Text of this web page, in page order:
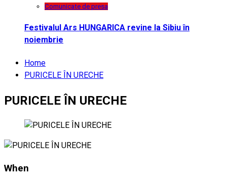
Comunicate de presa
Festivalul Ars HUNGARICA revine la Sibiu în
noiembrie
Home
PURICELE ÎN URECHE
PURICELE ÎN URECHE
When